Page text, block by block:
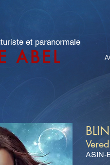
et paranormale
ABEL
ASIN-